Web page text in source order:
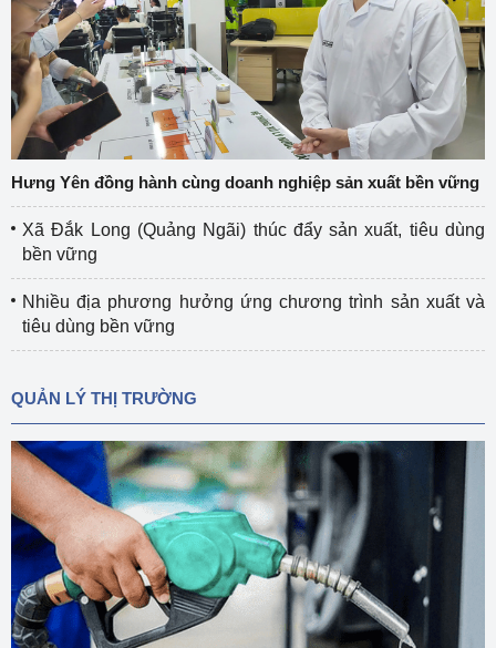
Hưng Yên đồng hành cùng doanh nghiệp sản xuất bền vững
Xã Đắk Long (Quảng Ngãi) thúc đẩy sản xuất, tiêu dùng
bền vững
Nhiều địa phương hưởng ứng chương trình sản xuất và
tiêu dùng bền vững
QUẢN LÝ THỊ TRƯỜNG